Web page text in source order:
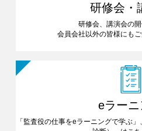
研修会・
研修会、講演会の開
会員会社以外の皆様にも
eラー
「監査役の仕事をeラーニングで学ぶ」